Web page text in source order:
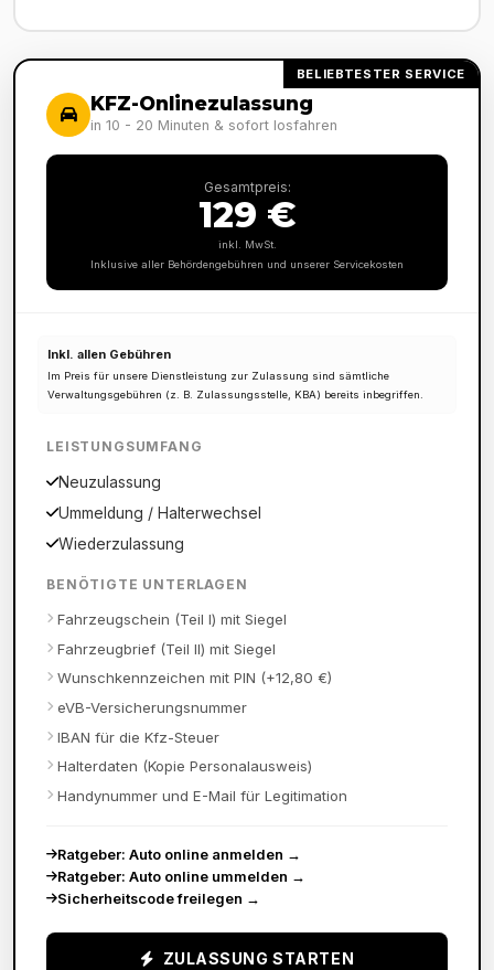
BELIEBTESTER SERVICE
KFZ-Onlinezulassung
in 10 - 20 Minuten & sofort losfahren
Gesamtpreis:
129 €
inkl. MwSt.
Inklusive aller Behördengebühren und unserer Servicekosten
Inkl. allen Gebühren
Im Preis für unsere Dienstleistung zur Zulassung sind sämtliche
Verwaltungsgebühren (z. B. Zulassungsstelle, KBA) bereits inbegriffen.
LEISTUNGSUMFANG
Neuzulassung
Ummeldung / Halterwechsel
Wiederzulassung
BENÖTIGTE UNTERLAGEN
Fahrzeugschein (Teil I) mit Siegel
Fahrzeugbrief (Teil II) mit Siegel
Wunschkennzeichen mit PIN (+12,80 €)
eVB-Versicherungsnummer
IBAN für die Kfz-Steuer
Halterdaten (Kopie Personalausweis)
Handynummer und E-Mail für Legitimation
Ratgeber: Auto online anmelden →
Ratgeber: Auto online ummelden →
Sicherheitscode freilegen →
ZULASSUNG STARTEN